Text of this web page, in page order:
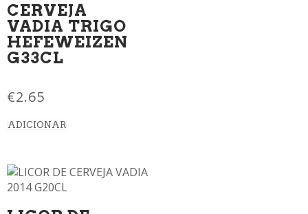
CERVEJA
VADIA TRIGO
HEFEWEIZEN
G33CL
€2.65
ADICIONAR